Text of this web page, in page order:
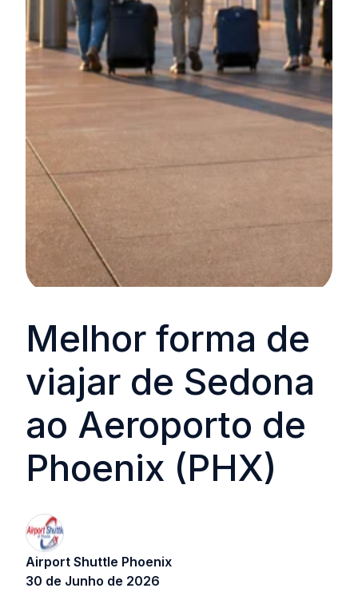
Melhor forma de
viajar de Sedona
ao Aeroporto de
Phoenix (PHX)
Airport Shuttle Phoenix
30 de Junho de 2026